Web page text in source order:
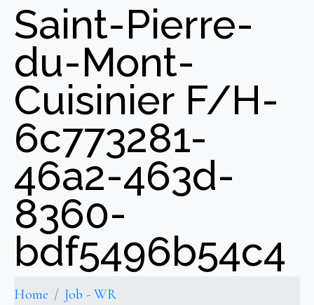
Saint-Pierre-
du-Mont-
Cuisinier F/H-
6c773281-
46a2-463d-
8360-
bdf5496b54c4
Home
Job - WR